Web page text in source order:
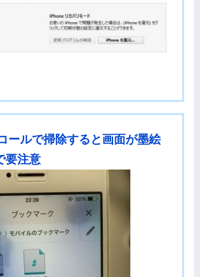
ールで掃除すると画面が墨絵
要注意